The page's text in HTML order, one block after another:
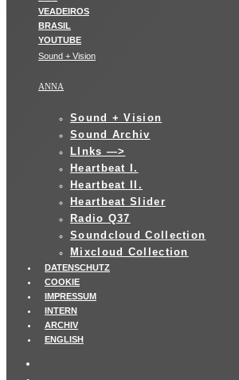
Sound + Vision
ANNA
Sound + Vision
Sound Archiv
LInks —>
Heartbeat I.
Heartbeat II.
Heartbeat Slider
Radio Q37
Soundcloud Collection
Mixcloud Collection
DATENSCHUTZ
COOKIE
IMPRESSUM
INTERN
ARCHIV
ENGLISH